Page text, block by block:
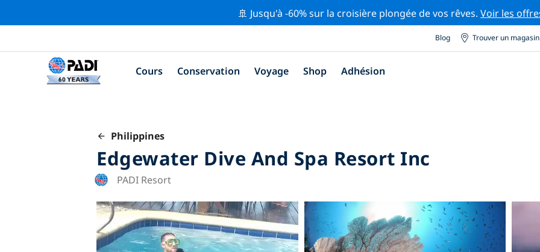
🚢 Jusqu'à -60% sur la croisière plongée de vos rêves. Voir les
Blog Trouver un
Cours Conservation Voyage Shop Adhésion
Philippines
Edgewater Dive And Spa Resort Inc
PADI Resort